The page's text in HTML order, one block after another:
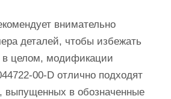
внимательно
деталей, чтобы избежать
в целом, модификации
00-D отлично подходят
выпущенных в обозначенные